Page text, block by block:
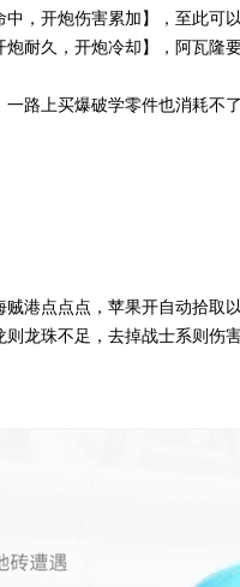
，开炮伤害累加】，至此可
耐久，开炮冷却】，阿瓦隆
路上买爆破学零件也消耗不
港点点点，苹果开自动拾取
龙珠不足，去掉战士系则伤